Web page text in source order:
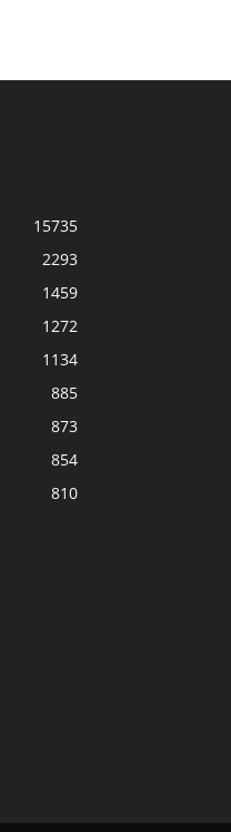
15735
2293
1459
1272
1134
885
873
854
810